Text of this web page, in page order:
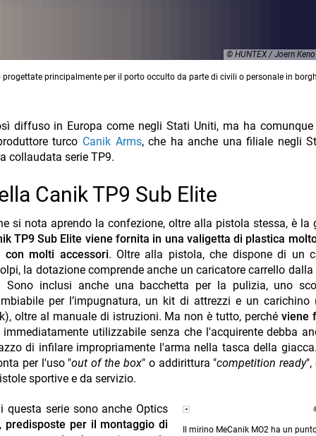
© HUNTEX / Joern
principalmente per il porto occulto da parte di civili o personale in
diffuso in Europa come negli Stati Uniti, ma ha
turco Canik Arms, che ha anche una filiale negli
collaudata serie TP9.
Canik TP9 Sub Elite
si nota aprendo la confezione, oltre alla pistola stessa, è la
TP9 Sub Elite viene fornita in una valigetta di plastica
molti accessori. Oltre alla pistola, che dispone di un
la dotazione comprende anche un caricatore carrello
inclusi anche una bacchetta per la pulizia, uno
per l’impugnatura, un kit di attrezzi e un carichino
oltre al manuale di istruzioni. Ma non è tutto, perchéviene
utilizzabile senza che l'acquirente debba
di infilare impropriamente l'arma nella tasca della
per l'uso "out of the box" o addirittura "competition ready",
sportive e da servizio.
Il mirino MeCanik MO2 ha un
questa serie sono anche Optics
predisposte per il montaggio di